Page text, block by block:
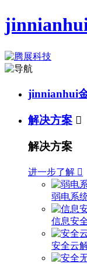
jinnianhui
解决方案 
解决方案
进一步了解 
弱电系
信息安
安全云